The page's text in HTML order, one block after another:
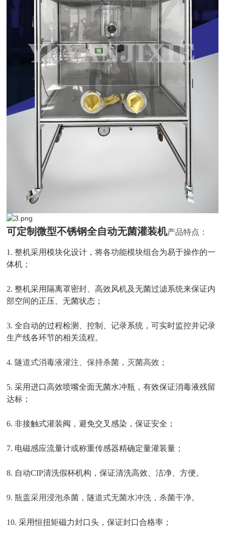
可定制微型不锈钢全自动无菌灌装机产品特点：
1. 整机采用模块化设计，将各功能模块组合为易于操作的一
体机；
2. 整机采用隔离罩密封、高效风机及无菌过滤系统来保证内
部空间的正压、无菌状态；
3. 全自动的过程检测、控制、记录系统，可实时监控并记录
生产线各环节的相关流程。
4. 隧道式消毒液灌注、保持杀菌，灭菌高效 ；
5. 采用进口高效喷嘴全面无菌水冲瓶，有效保证消毒液残留
达标；
6. 非接触式灌装阀，避免交叉感染，保证安全；
7. 电磁感应流量计或称重传感器精确定量灌装量；
8. 自动CIP清洗假杯机构，保证清洗高效、洁净、方便。
9. 瓶盖采用浸泡杀菌，隧道式无菌水冲洗，杀菌干净。
10. 采用恒扭矩磁力封口头，保证封口合格率；